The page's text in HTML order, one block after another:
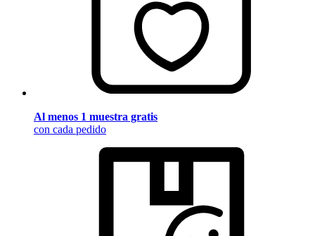
Al menos 1 muestra gratis
con cada pedido